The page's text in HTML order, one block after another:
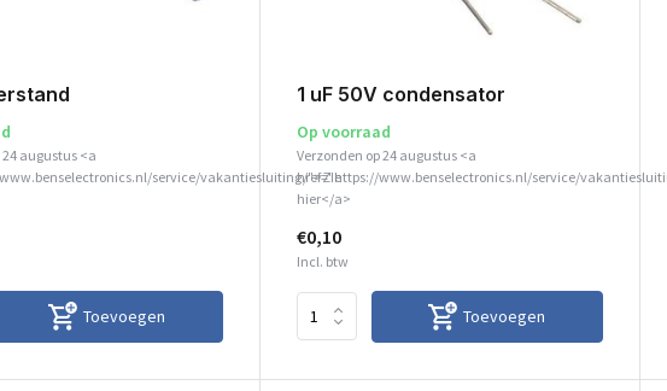
augustus <a
service/vakantiesluiting/">Zie
Toevoegen
1 uF 50V condensator
Op voorraad
Verzonden op 24 augustus <a
href="https://www.benselectronics.nl/service/
hier</a>
€0,10
Incl. btw
Toevoegen